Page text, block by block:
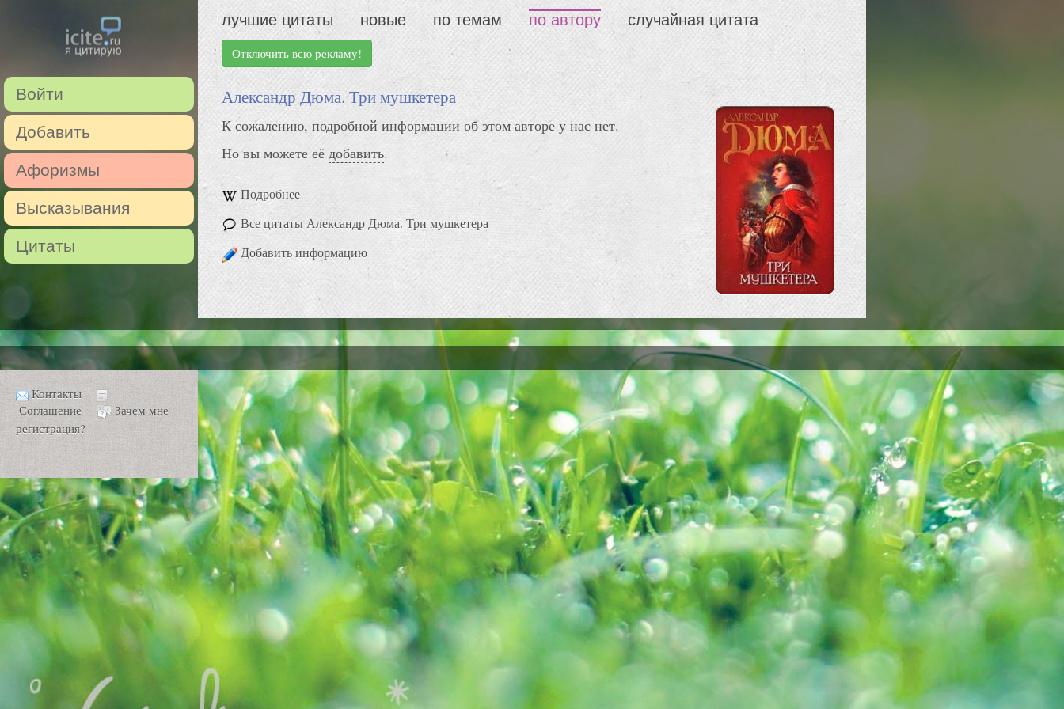
Войти
Добавить
Афоризмы
Высказывания
Цитаты
лучшие цитаты новые по темам по автору случайная цитата
Отключить всю рекламу!
Александр Дюма. Три мушкетера
К сожалению, подробной информации об этом авторе у нас нет.
Но вы можете её добавить.
Подробнее
Все цитаты Александр Дюма. Три мушкетера
Добавить информацию
Контакты
Соглашение
Зачем мне
регистрация?